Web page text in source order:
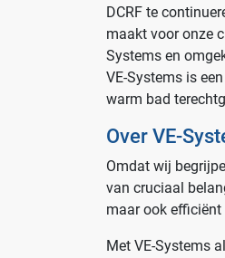
DCRF te
maakt voor onze
Systems en
VE-Systems is
warm bad
Over VE-
Omdat wij
van cruciaal
maar ook
Met VE-Systems